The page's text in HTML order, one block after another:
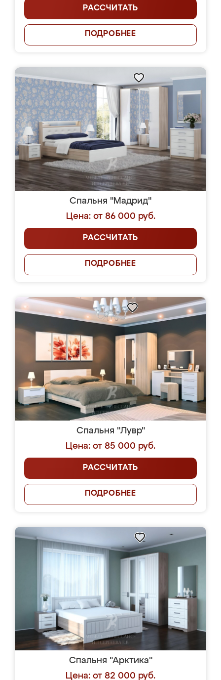
РАССЧИТАТЬ
ПОДРОБНЕЕ
Спальня "Мадрид"
Цена: от 86 000 руб.
РАССЧИТАТЬ
ПОДРОБНЕЕ
Спальня "Лувр"
Цена: от 85 000 руб.
РАССЧИТАТЬ
ПОДРОБНЕЕ
Спальня "Арктика"
Цена: от 82 000 руб.